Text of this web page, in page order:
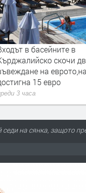
в басейните в
скочи
на
15 евро
3 часа
седи на сянка, защото